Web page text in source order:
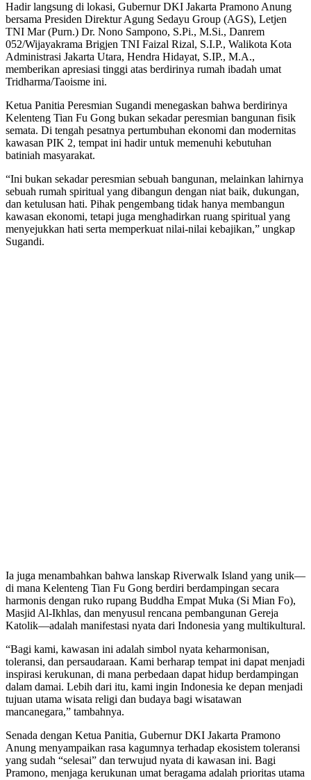
Hadir langsung di lokasi, Gubernur DKI Jakarta Pramono Anung
bersama Presiden Direktur Agung Sedayu Group (AGS), Letjen
TNI Mar (Purn.) Dr. Nono Sampono, S.Pi., M.Si., Danrem
052/Wijayakrama Brigjen TNI Faizal Rizal, S.I.P., Walikota Kota
Administrasi Jakarta Utara, Hendra Hidayat, S.IP., M.A.,
memberikan apresiasi tinggi atas berdirinya rumah ibadah umat
Tridharma/Taoisme ini.
Ketua Panitia Peresmian Sugandi menegaskan bahwa berdirinya
Kelenteng Tian Fu Gong bukan sekadar peresmian bangunan fisik
semata. Di tengah pesatnya pertumbuhan ekonomi dan modernitas
kawasan PIK 2, tempat ini hadir untuk memenuhi kebutuhan
batiniah masyarakat.
“Ini bukan sekadar peresmian sebuah bangunan, melainkan lahirnya
sebuah rumah spiritual yang dibangun dengan niat baik, dukungan,
dan ketulusan hati. Pihak pengembang tidak hanya membangun
kawasan ekonomi, tetapi juga menghadirkan ruang spiritual yang
menyejukkan hati serta memperkuat nilai-nilai kebajikan,” ungkap
Sugandi.
Ia juga menambahkan bahwa lanskap Riverwalk Island yang unik—
di mana Kelenteng Tian Fu Gong berdiri berdampingan secara
harmonis dengan ruko rupang Buddha Empat Muka (Si Mian Fo),
Masjid Al-Ikhlas, dan menyusul rencana pembangunan Gereja
Katolik—adalah manifestasi nyata dari Indonesia yang multikultural.
“Bagi kami, kawasan ini adalah simbol nyata keharmonisan,
toleransi, dan persaudaraan. Kami berharap tempat ini dapat menjadi
inspirasi kerukunan, di mana perbedaan dapat hidup berdampingan
dalam damai. Lebih dari itu, kami ingin Indonesia ke depan menjadi
tujuan utama wisata religi dan budaya bagi wisatawan
mancanegara,” tambahnya.
Senada dengan Ketua Panitia, Gubernur DKI Jakarta Pramono
Anung menyampaikan rasa kagumnya terhadap ekosistem toleransi
yang sudah “selesai” dan terwujud nyata di kawasan ini. Bagi
Pramono, menjaga kerukunan umat beragama adalah prioritas utama